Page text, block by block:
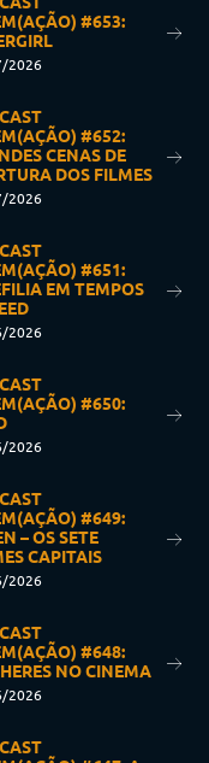
#653:
2026
#652:
CENAS DE
DOS FILMES
2026
#651:
EM TEMPOS
2026
#650:
2026
#649:
– OS SETE
CAPITAIS
2026
#648:
NO CINEMA
2026